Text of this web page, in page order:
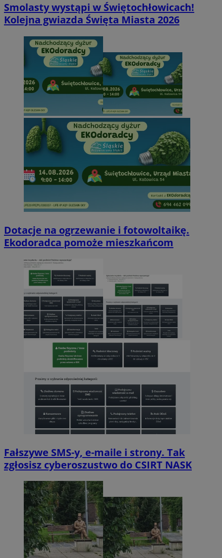
Smolasty wystąpi w Świętochłowicach!
Kolejna gwiazda Święta Miasta 2026
Dotacje na ogrzewanie i fotowoltaikę.
Ekodoradca pomoże mieszkańcom
Fałszywe SMS-y, e-maile i strony. Tak
zgłosisz cyberoszustwo do CSIRT NASK